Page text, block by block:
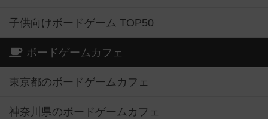
子供向けボードゲーム TOP50
ボードゲームカフェ
東京都のボードゲームカフェ
神奈川県のボードゲームカフェ